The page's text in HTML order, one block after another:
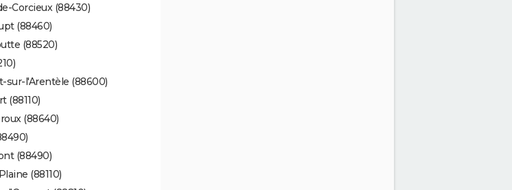
Corcieux (88430)
(88460)
(88520)
sur-l'Arentèle (88600)
(88110)
(88640)
(88490)
(88110)